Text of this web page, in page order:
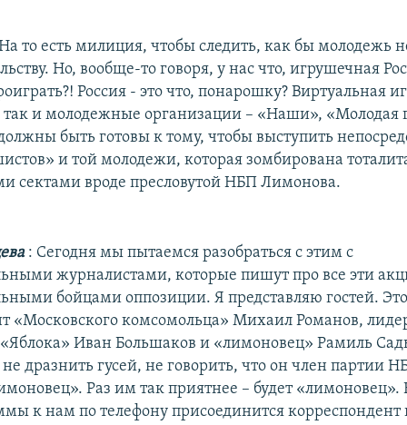
то есть милиция, чтобы следить, как бы молодежь
Но, вообще-то говоря, у нас что, игрушечная
Россия - это что, понарошку? Виртуальная
так и молодежные организации – «Наши», «Молодая
быть готовы к тому, чтобы выступить
и той молодежи, которая зомбирована
сектами вроде пресловутой НБП Лимонова.
: Сегодня мы пытаемся разобраться с этим с
журналистами, которые пишут про все эти
бойцами оппозиции. Я представляю гостей.
«Московского комсомольца» Михаил Романов,
Иван Большаков и «лимоновец» Рамиль
дразнить гусей, не говорить, что он член партии
Раз им так приятнее – будет «лимоновец».
к нам по телефону присоединится корреспондент